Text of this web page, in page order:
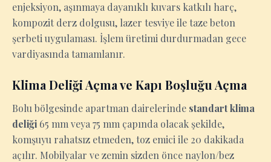
enjeksiyon, aşınmaya dayanıklı kuvars katkılı harç,
kompozit derz dolgusu, lazer tesviye ile taze beton
şerbeti uygulaması. İşlem üretimi durdurmadan gece
vardiyasında tamamlanır.
Klima Deliği Açma ve Kapı Boşluğu Açma
Bolu bölgesinde apartman dairelerinde standart klima
deliği 65 mm veya 75 mm çapında olacak şekilde,
komşuyu rahatsız etmeden, toz emici ile 20 dakikada
açılır. Mobilyalar ve zemin sizden önce naylon/bez